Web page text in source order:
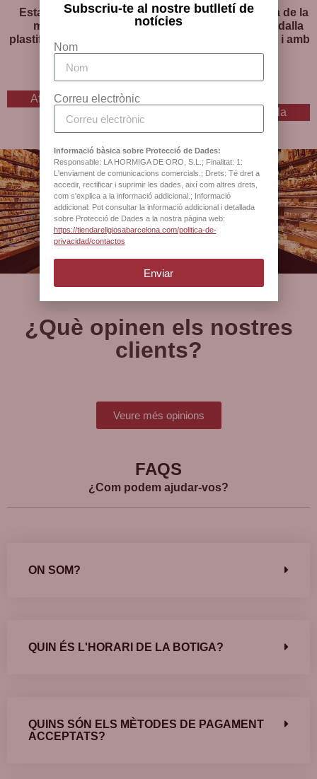
Estampa Cor de Maria,
medalla daurada,
plastificada i amb pregària
I.V.A inclòs
Afegeix a la cistella
Estampa Maria Reina de la
Pau Medjugorje, medalla
daurada, plastificada i amb
pregària
2€ I.V.A inclòs
Afegeix a la cistella
Botiga oficial de la
Catedral de Barcelona
¿Què opinen els nostres
clients?
Veure més opinions
FAQS
¿Com podem ajudar-vos?
ON SOM?
QUIN ÉS L'HORARI DE LA BOTIGA?
QUINS SÓN ELS MÈTODES DE PAGAMENT
ACCEPTATS?
Subscriu-te al nostre butlletí de
notícies
Nom
Correu electrònic
Informació bàsica sobre Protecció de Dades:
Responsable: LA HORMIGA DE ORO, S.L.; Finalitat: 1:
L'enviament de comunicacions comercials.; Drets: Té dret a
accedir, rectificar i suprimir les dades, així com altres drets,
com s'explica a la informació addicional.; Informació
addicional: Pot consultar la informació addicional i detallada
sobre Protecció de Dades a la nostra pàgina web:
https://tiendareligiosabarcelona.com/politica-de-
privacidad/contactos
Enviar